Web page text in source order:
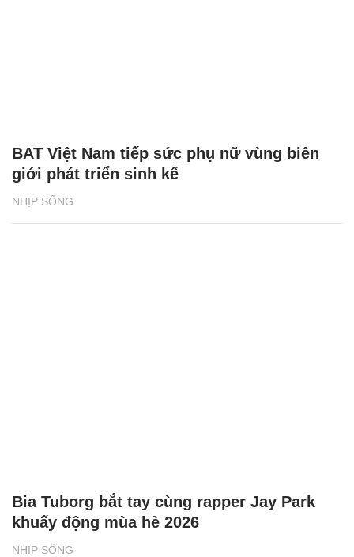
NHỊP SỐNG
BAT Việt Nam tiếp sức phụ nữ vùng biên
giới phát triển sinh kế
NHỊP SỐNG
Bia Tuborg bắt tay cùng rapper Jay Park
khuấy động mùa hè 2026